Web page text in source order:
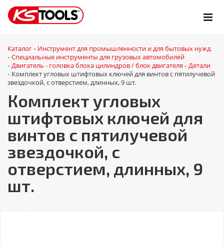
Каталог - Инструмент для промышленности и для бытовых нужд
- Специальные инструменты для грузовых автомобилей
- Двигатель - головка блока цилиндров / блок двигателя - Детали
- Комплект угловых штифтовых ключей для винтов с пятилучевой
звездочкой, с отверстием, длинных, 9 шт.
Комплект угловых
штифтовых ключей для
винтов с пятилучевой
звездочкой, с
отверстием, длинных, 9
шт.